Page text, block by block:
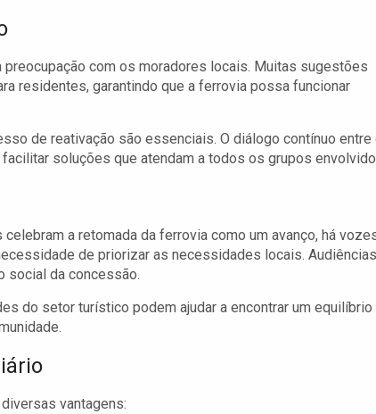
com os moradores locais. Muitas sugestões
residentes, garantindo que a ferrovia possa funcionar
de reativação são essenciais. O diálogo contínuo entre
soluções que atendam a todos os grupos
a retomada da ferrovia como um avanço, há
de priorizar as necessidades locais. Audiências
social da concessão.
do setor turístico podem ajudar a encontrar um equilíbrio
vantagens: